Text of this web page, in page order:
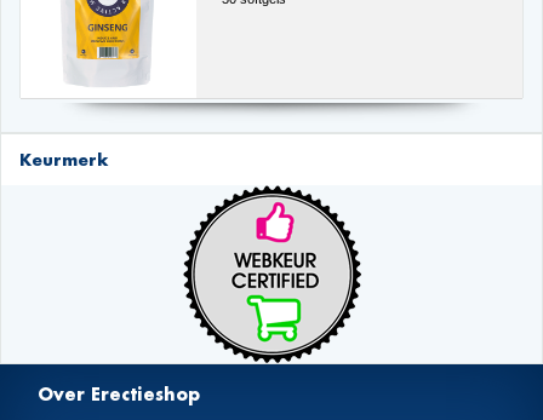
Keurmerk
Over Erectieshop